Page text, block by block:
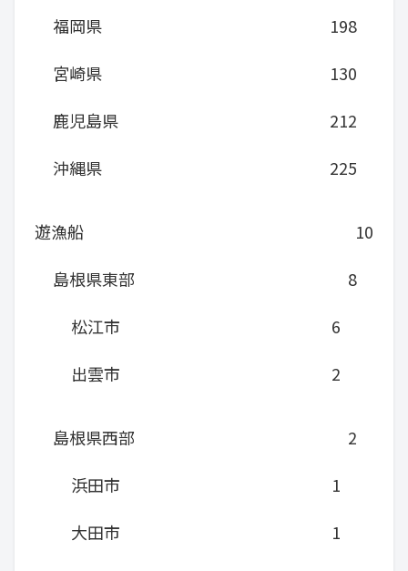
福岡県
198
宮崎県
130
鹿児島県
212
沖縄県
225
遊漁船
10
島根県東部
8
松江市
6
出雲市
2
島根県西部
2
浜田市
1
大田市
1